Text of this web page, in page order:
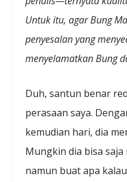
Untuk itu, agar Bung
penyesalan yang
menyelamatkan Bung
Duh, santun benar
perasaan saya.
kemudian hari, dia
Mungkin dia bisa saja
namun buat apa